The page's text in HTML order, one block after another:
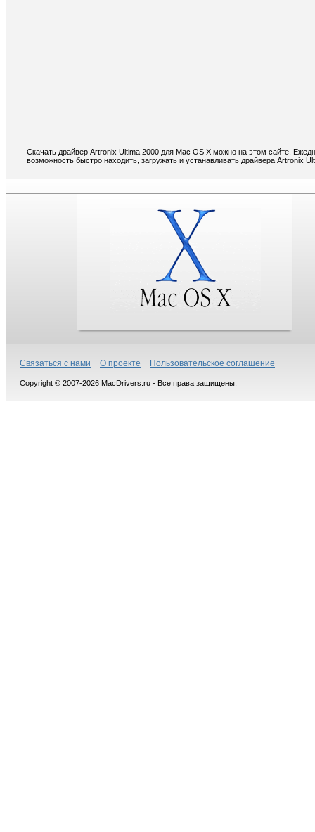
Скачать драйвер Artronix Ultima 2000 для Mac OS X можно на этом сайте.
возможность быстро находить, загружать и устанавливать драйвера Artronix
Связаться с нами О проекте Пользовательское соглашение
Copyright © 2007-2026 MacDrivers.ru - Все права защищены.